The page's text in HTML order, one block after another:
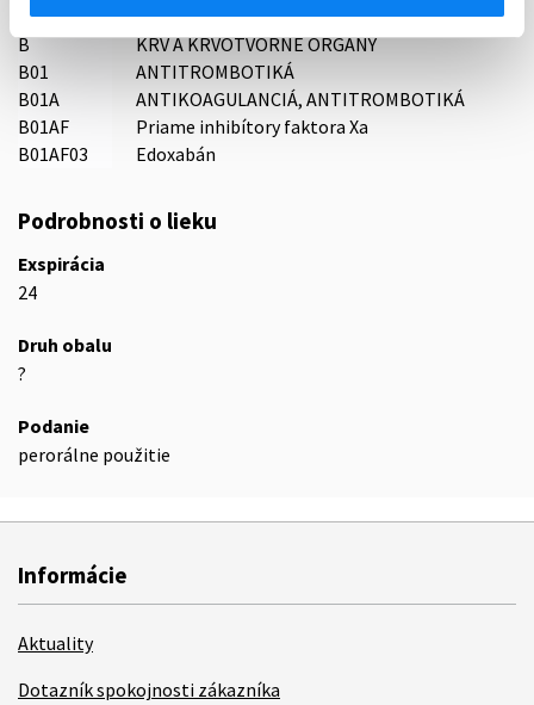
ATC
B
KRV A KRVOTVORNÉ ORGÁNY
B01
ANTITROMBOTIKÁ
B01A
ANTIKOAGULANCIÁ, ANTITROMBOTIKÁ
B01AF
Priame inhibítory faktora Xa
B01AF03
Edoxabán
Podrobnosti o lieku
Exspirácia
24
Druh obalu
?
Podanie
perorálne použitie
Informácie
Aktuality
Dotazník spokojnosti zákazníka